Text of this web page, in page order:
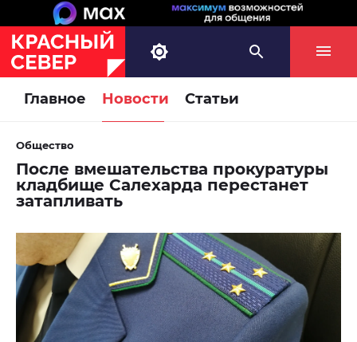
Главное Новости Статьи
Общество
После вмешательства прокуратуры
кладбище Салехарда перестанет
затапливать